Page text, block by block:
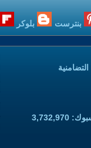
بنترست بلوكر